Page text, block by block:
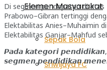
Elemen Masyarakat
Sepak Bola
Sriwijaya FC
Di segmen pendapatan di
Prabowo–Gibran tertinggi
Elektabilitas Anies–Muhaimin
Elektabilitas Ganjar–Mahfud
𝙋𝙖𝙙𝙖 𝙠𝙖𝙩𝙚𝙜𝙤𝙧𝙞
𝙨𝙚𝙜𝙢𝙚𝙣 𝙥𝙚𝙣𝙙𝙞𝙙𝙞𝙠𝙖𝙣